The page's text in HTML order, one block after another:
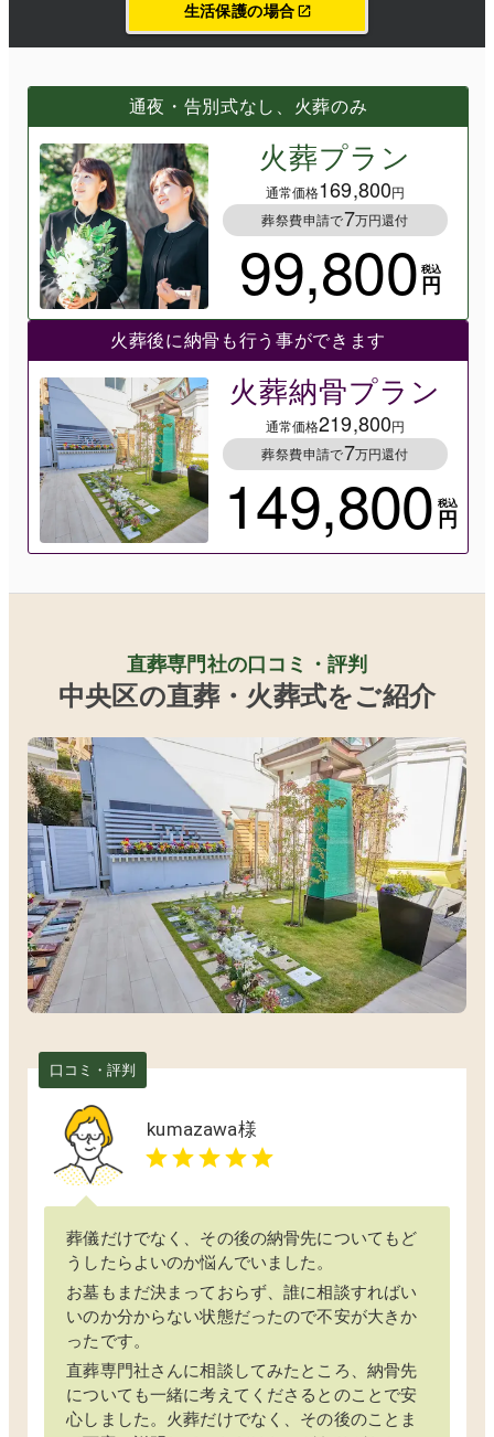
生活保護の場合
通夜・告別式なし、火葬のみ
火葬プラン
通常価格169,800 円
葬祭費申請で7万円還付
99,800 税込
円
火葬後に納骨も行う事ができます
火葬納骨プラン
通常価格219,800 円
葬祭費申請で7万円還付
149,800 税込
円
直葬専門社の口コミ・評判
中央区の直葬・火葬式をご紹介
口コミ・評判
kumazawa様
葬儀だけでなく、その後の納骨先についてもど
うしたらよいのか悩んでいました。
お墓もまだ決まっておらず、誰に相談すればい
いのか分からない状態だったので不安が大きか
ったです。
直葬専門社さんに相談してみたところ、納骨先
についても一緒に考えてくださるとのことで安
心しました。火葬だけでなく、その後のことま